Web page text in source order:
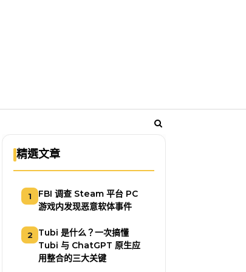
精選文章
1
FBI 调查 Steam 平台 PC
游戏内发现恶意软体事件
2
Tubi 是什么？一次搞懂
Tubi 与 ChatGPT 原生应
用整合的三大关键